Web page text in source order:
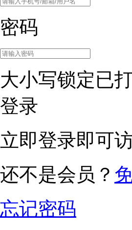
密码
大小写锁定已
登录
立即登录即可
还不是会员？
忘记密码